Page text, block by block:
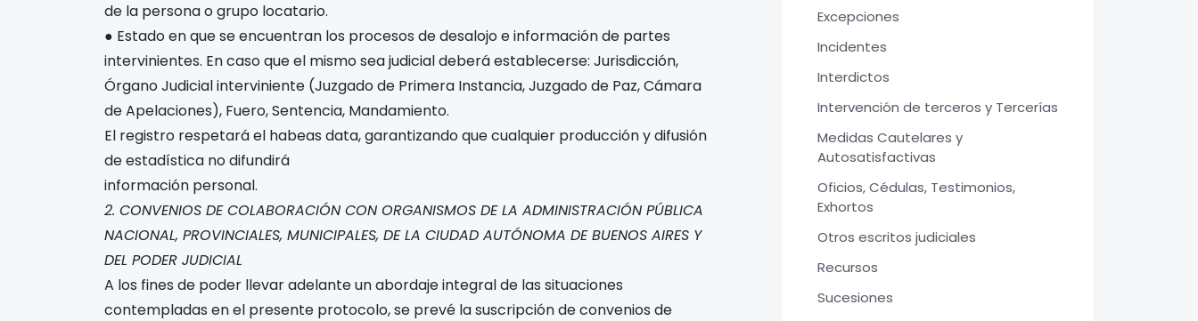
de la persona o grupo locatario.
● Estado en que se encuentran los procesos de desalojo e información de partes
intervinientes. En caso que el mismo sea judicial deberá establecerse: Jurisdicción,
Órgano Judicial interviniente (Juzgado de Primera Instancia, Juzgado de Paz, Cámara
de Apelaciones), Fuero, Sentencia, Mandamiento.
El registro respetará el habeas data, garantizando que cualquier producción y difusión
de estadística no difundirá
información personal.
2. CONVENIOS DE COLABORACIÓN CON ORGANISMOS DE LA ADMINISTRACIÓN PÚBLICA
NACIONAL, PROVINCIALES, MUNICIPALES, DE LA CIUDAD AUTÓNOMA DE BUENOS AIRES Y
DEL PODER JUDICIAL
A los fines de poder llevar adelante un abordaje integral de las situaciones
contempladas en el presente protocolo, se prevé la suscripción de convenios de
Excepciones
Incidentes
Interdictos
Intervención de terceros y Tercerías
Medidas Cautelares y
Autosatisfactivas
Oficios, Cédulas, Testimonios,
Exhortos
Otros escritos judiciales
Recursos
Sucesiones